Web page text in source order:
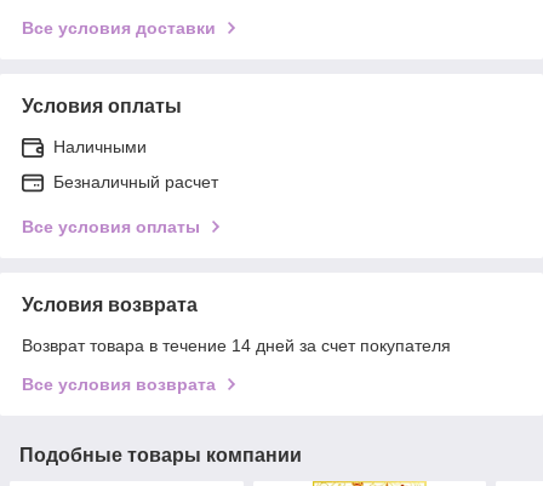
Все условия доставки
Условия оплаты
Наличными
Безналичный расчет
Все условия оплаты
Условия возврата
Возврат товара в течение 14 дней за счет покупателя
Все условия возврата
Подобные товары компании